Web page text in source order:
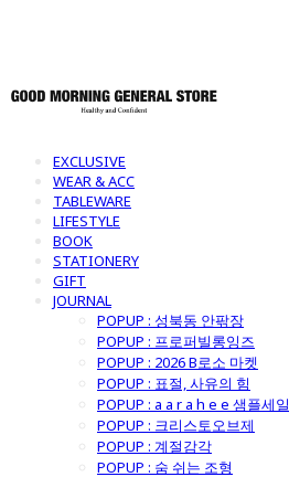
EXCLUSIVE
WEAR & ACC
TABLEWARE
LIFESTYLE
BOOK
STATIONERY
GIFT
JOURNAL
POPUP : 성북동 안팎장
POPUP : 프로퍼빌롱잉즈
POPUP : 2026 B로소 마켓
POPUP : 표절, 사유의 힘
POPUP : a a r a h e e 샘플세일
POPUP : 크리스토오브제
POPUP : 계절감각
POPUP : 숨 쉬는 조형